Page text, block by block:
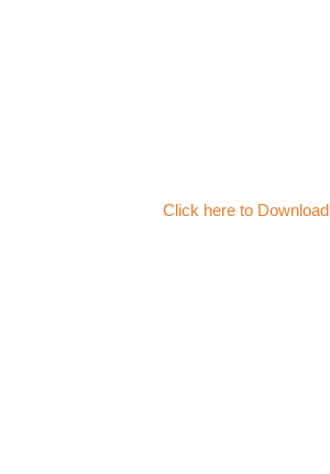
Click here to Download